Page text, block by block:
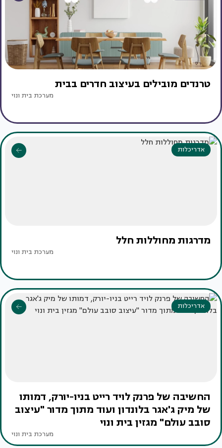
טרנדים מובילים בעיצוב חדרים בבית
מערכת בית ונוי
אדריכלות
מדרגות מחוללות חלל
מערכת בית ונוי
אדריכלות
החשיבה של פרנק לויד רייט בניו-יורק, דמותו
של מיק ג'אגר בלונדון ועוד מתוך מדור "עיצוב
סובב עולם" מגזין בית ונוי
מערכת בית ונוי